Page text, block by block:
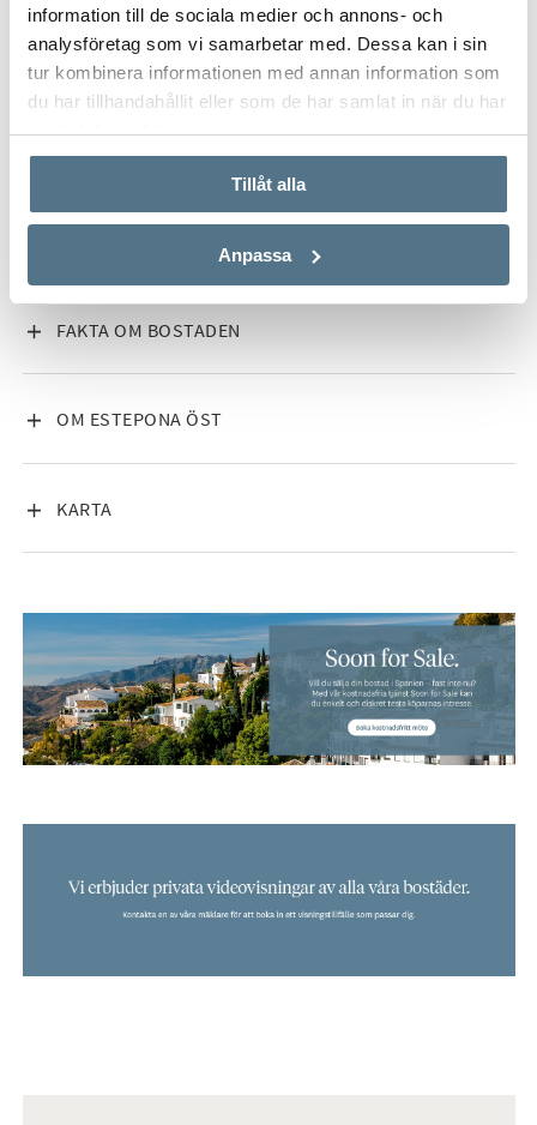
information till de sociala medier och annons- och
analysföretag som vi samarbetar med. Dessa kan i sin
tur kombinera informationen med annan information som
du har tillhandahållit eller som de har samlat in när du har
använt deras tjänster.
Tillåt alla
Anpassa
Interiör
Lägenheter med 2-3 sovrum.
FAKTA OM BOSTADEN
VISA INNEHÅLL
OM ESTEPONA ÖST
VISA INNEHÅLL
KARTA
VISA INNEHÅLL